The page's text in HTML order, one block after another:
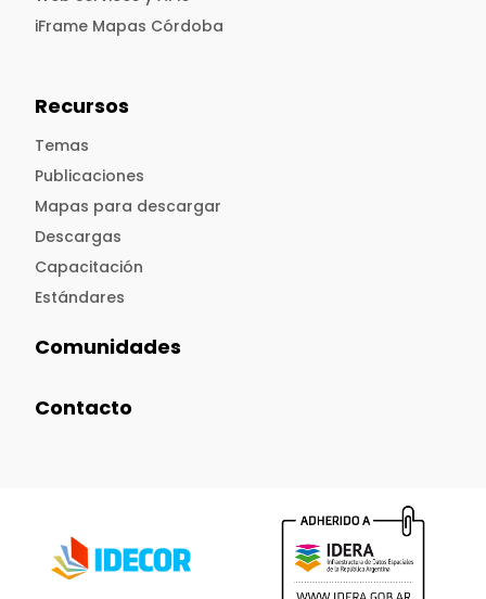
iFrame Mapas Córdoba
Recursos
Temas
Publicaciones
Mapas para descargar
Descargas
Capacitación
Estándares
Comunidades
Contacto